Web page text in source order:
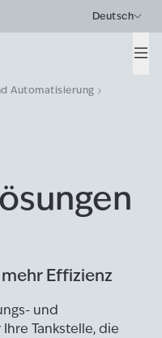
Deutsch
Automatisierung
Effizienz
und
Tankstelle, die